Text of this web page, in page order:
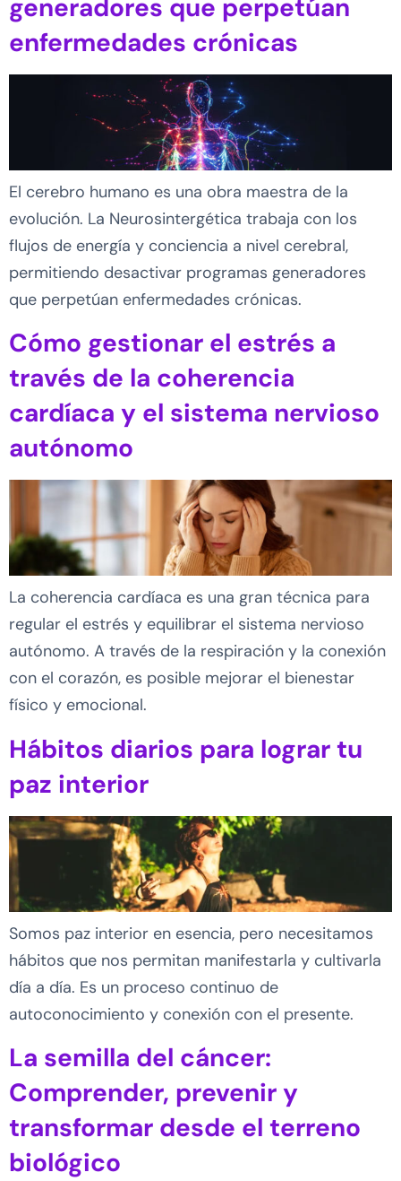
generadores que perpetúan
enfermedades crónicas
El cerebro humano es una obra maestra de la
evolución. La Neurosintergética trabaja con los
flujos de energía y conciencia a nivel cerebral,
permitiendo desactivar programas generadores
que perpetúan enfermedades crónicas.
Cómo gestionar el estrés a
través de la coherencia
cardíaca y el sistema nervioso
autónomo
La coherencia cardíaca es una gran técnica para
regular el estrés y equilibrar el sistema nervioso
autónomo. A través de la respiración y la conexión
con el corazón, es posible mejorar el bienestar
físico y emocional.
Hábitos diarios para lograr tu
paz interior
Somos paz interior en esencia, pero necesitamos
hábitos que nos permitan manifestarla y cultivarla
día a día. Es un proceso continuo de
autoconocimiento y conexión con el presente.
La semilla del cáncer:
Comprender, prevenir y
transformar desde el terreno
biológico